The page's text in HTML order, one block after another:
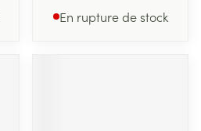
En rupture de stock